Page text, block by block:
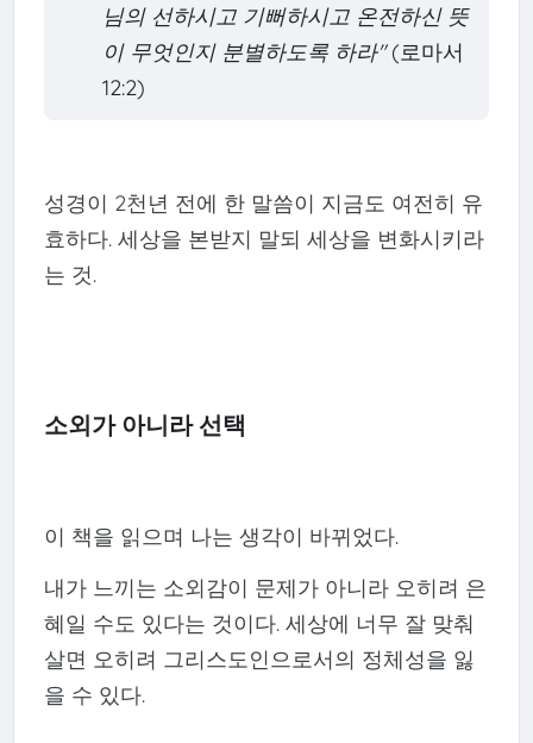
님의 선하시고 기뻐하시고 온전하신 뜻
이 무엇인지 분별하도록 하라"(로마서
12:2)
성경이 2천년 전에 한 말씀이 지금도 여전히 유
효하다. 세상을 본받지 말되 세상을 변화시키라
는 것.
소외가 아니라 선택
이 책을 읽으며 나는 생각이 바뀌었다.
내가 느끼는 소외감이 문제가 아니라 오히려 은
혜일 수도 있다는 것이다. 세상에 너무 잘 맞춰
살면 오히려 그리스도인으로서의 정체성을 잃
을 수 있다.